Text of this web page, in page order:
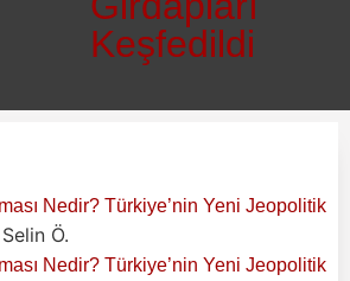
Keşfedildi
Nedir? Türkiye’nin Yeni Jeopolitik
Selin Ö.
Nedir? Türkiye’nin Yeni Jeopolitik